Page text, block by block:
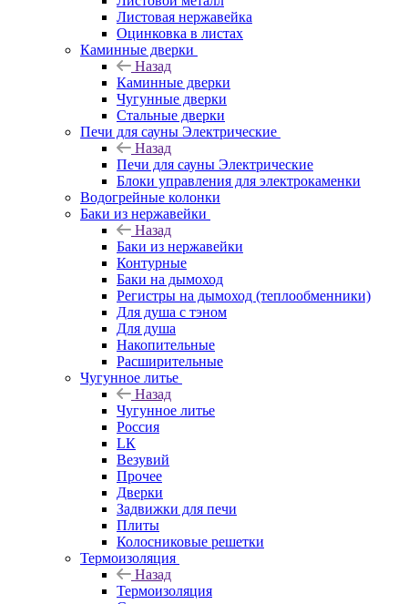
Листовая нержавейка
Оцинковка в листах
Каминные дверки
Назад
Каминные дверки
Чугунные дверки
Стальные дверки
Печи для сауны Электрические
Назад
Печи для сауны Электрические
Блоки управления для электрокаменки
Водогрейные колонки
Баки из нержавейки
Назад
Баки из нержавейки
Контурные
Баки на дымоход
Регистры на дымоход (теплообменники)
Для душа с тэном
Для душа
Накопительные
Расширительные
Чугунное литье
Назад
Чугунное литье
Россия
LК
Везувий
Прочее
Дверки
Задвижки для печи
Плиты
Колосниковые решетки
Термоизоляция
Назад
Термоизоляция